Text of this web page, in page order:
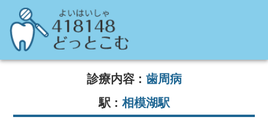
診療内容 : 歯周病
駅 : 相模湖駅